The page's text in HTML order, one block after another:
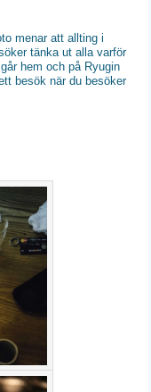
menar att allting i
tänka ut alla varför
hem och på Ryugin
besök när du besöker